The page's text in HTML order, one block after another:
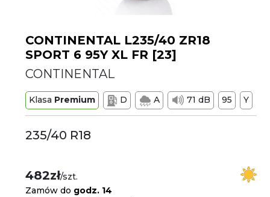
CONTINENTAL L235/40 ZR18
SPORT 6 95Y XL FR [23]
CONTINENTAL
Klasa Premium D A 71 dB 95 Y
235/40 R18
482zł/szt.
Zamów do godz. 14